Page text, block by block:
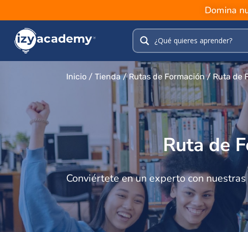
Domina
Inicio / Tienda/Rutas de Formación/ Ruta de
Ruta de
Conviértete en un experto con